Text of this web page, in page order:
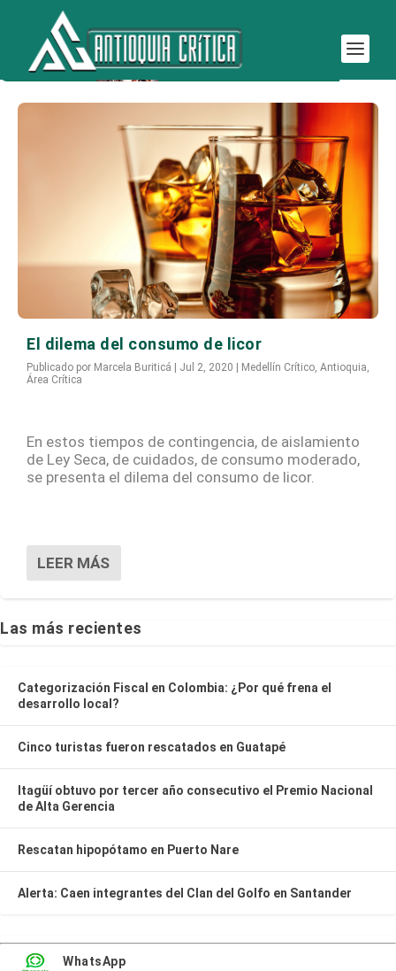
Etiqueta:
El dilema del consumo de licor
Publicado por Marcela Buriticá Jul 2, 2020 Medellín Crítico, Antioquia,
Área Crítica
En estos tiempos de contingencia, de aislamiento
de Ley Seca, de cuidados, de consumo moderado,
se presenta el dilema del consumo de licor.
LEER MÁS
Las más recientes
Categorización Fiscal en Colombia: ¿Por qué frena el
desarrollo local?
Cinco turistas fueron rescatados en Guatapé
Itagüí obtuvo por tercer año consecutivo el Premio Nacional
de Alta Gerencia
Rescatan hipopótamo en Puerto Nare
Alerta: Caen integrantes del Clan del Golfo en Santander
WhatsApp